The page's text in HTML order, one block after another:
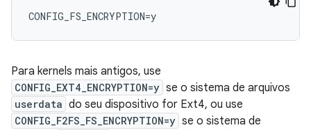
Para kernels mais antigos, use
CONFIG_EXT4_ENCRYPTION=y se o sistema de arquivos
userdata do seu dispositivo for Ext4, ou use
CONFIG_F2FS_FS_ENCRYPTION=y se o sistema de